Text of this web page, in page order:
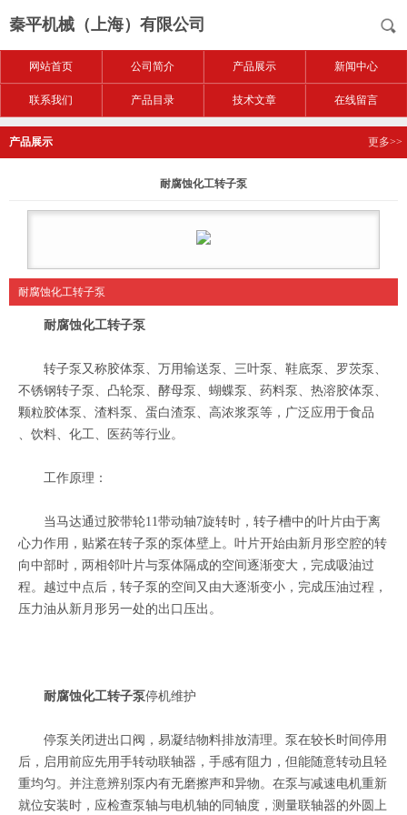
秦平机械（上海）有限公司
网站首页 公司简介 产品展示 新闻中心
联系我们 产品目录 技术文章 在线留言
产品展示 更多>>
耐腐蚀化工转子泵
耐腐蚀化工转子泵
耐腐蚀化工转子泵
转子泵又称胶体泵、万用输送泵、三叶泵、鞋底泵、罗茨泵、
不锈钢转子泵、凸轮泵、酵母泵、蝴蝶泵、药料泵、热溶胶体泵、
颗粒胶体泵、渣料泵、蛋白渣泵、高浓浆泵等，广泛应用于食品
、饮料、化工、医药等行业。
工作原理：
当马达通过胶带轮11带动轴7旋转时，转子槽中的叶片由于离
心力作用，贴紧在转子泵的泵体壁上。叶片开始由新月形空腔的转
向中部时，两相邻叶片与泵体隔成的空间逐渐变大，完成吸油过
程。越过中点后，转子泵的空间又由大逐渐变小，完成压油过程，
压力油从新月形另一处的出口压出。
耐腐蚀化工转子泵停机维护
停泵关闭进出口阀，易凝结物料排放清理。泵在较长时间停用
后，启用前应先用手转动联轴器，手感有阻力，但能随意转动且轻
重均匀。并注意辨别泵内有无磨擦声和异物。在泵与减速电机重新
就位安装时，应检查泵轴与电机轴的同轴度，测量联轴器的外圆上